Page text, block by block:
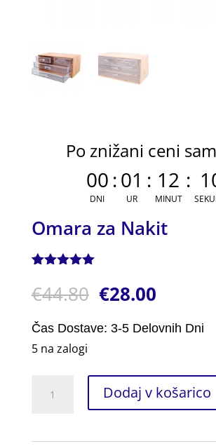
Po znižani ceni
00
DNI
:01
UR
: 12
MINUT
:
Omara za Nakit
5.00 od 5
na podlagi
stranke
€44.80 €28.00
Čas Dostave: 3-5 Delovnih Dni
5 na zalogi
količina
Dodaj v košarico